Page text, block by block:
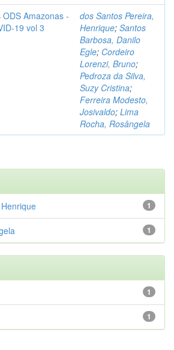
ODS Amazonas -
19 vol 3
dos Santos Pereira,
Henrique; Santos
Barbosa, Danilo
Egle; Cordeiro
Lorenzi, Bruno;
Pedroza da Silva,
Suzy Cristina;
Ferreira Modesto,
Josivaldo; Lima
Rocha, Rosângela
1
1
1
1